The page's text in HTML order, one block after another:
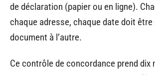
de déclaration (papier ou en ligne).
chaque adresse, chaque date doit être
document à l’autre.
Ce contrôle de concordance prend dix